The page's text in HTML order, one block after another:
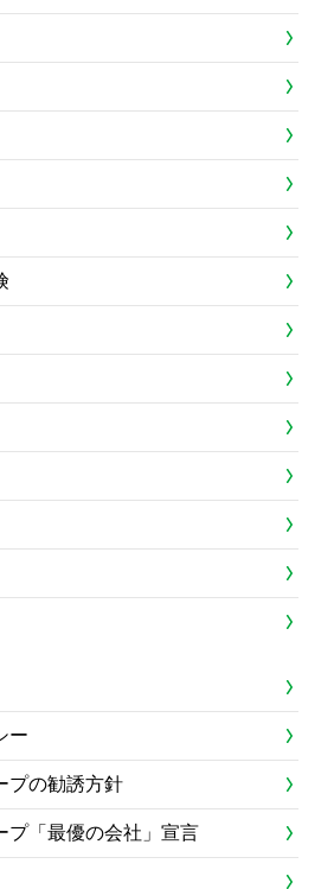
ー
プの勧誘方針
プ「最優の会社」宣言